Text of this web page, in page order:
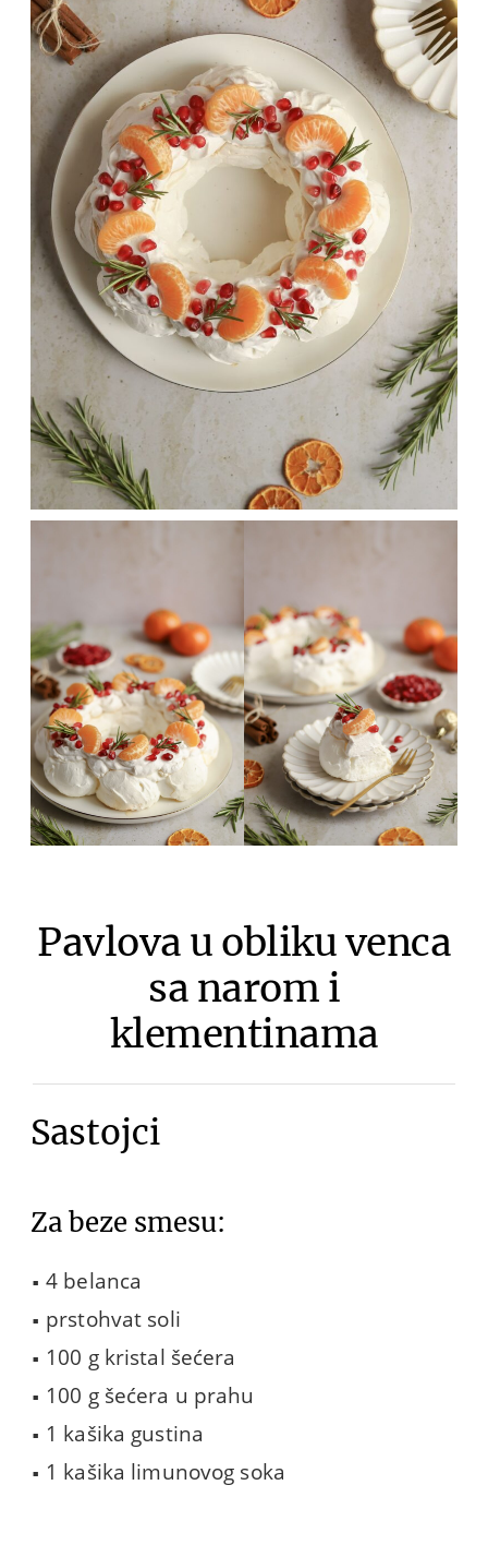
Pavlova u obliku venca
sa narom i
klementinama
Sastojci
Za beze smesu:
4 belanca
prstohvat soli
100 g kristal šećera
100 g šećera u prahu
1 kašika gustina
1 kašika limunovog soka